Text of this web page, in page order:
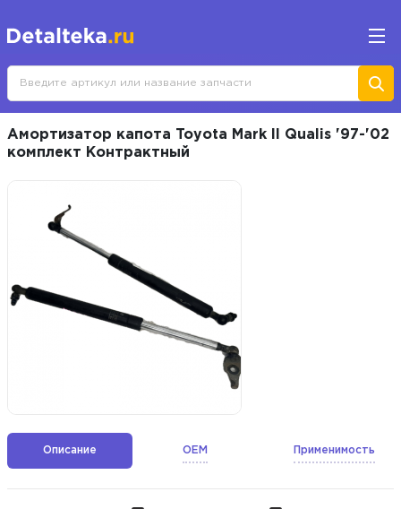
Амортизатор капота Toyota Mark II Qualis '97-'02
комплект Контрактный
Описание OEM Применимость